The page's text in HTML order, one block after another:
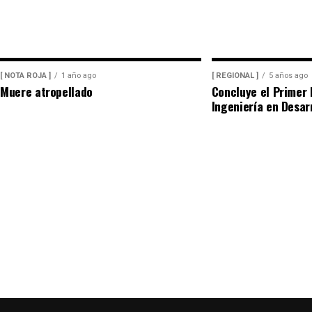
La unidad involucrada fue asegurada y puesta a
[ NOTA ROJA ] 1 año ago
Muere atropellado
[ REGIONAL ] 5 años ago
Concluye el Primer
Ingeniería en